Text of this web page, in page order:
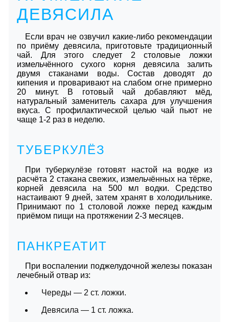
ДЕВЯСИЛА
Если врач не озвучил какие-либо рекомендации
по приёму девясила, приготовьте традиционный
чай. Для этого следует 2 столовые ложки
измельчённого сухого корня девясила залить
двумя стаканами воды. Состав доводят до
кипения и проваривают на слабом огне примерно
20 минут. В готовый чай добавляют мёд,
натуральный заменитель сахара для улучшения
вкуса. С профилактической целью чай пьют не
чаще 1-2 раз в неделю.
ТУБЕРКУЛЁЗ
При туберкулёзе готовят настой на водке из
расчёта 2 стакана свежих, измельчённых на тёрке,
корней девясила на 500 мл водки. Средство
настаивают 9 дней, затем хранят в холодильнике.
Принимают по 1 столовой ложке перед каждым
приёмом пищи на протяжении 2-3 месяцев.
ПАНКРЕАТИТ
При воспалении поджелудочной железы показан
лечебный отвар из:
Череды — 2 ст. ложки.
Девясила — 1 ст. ложка.